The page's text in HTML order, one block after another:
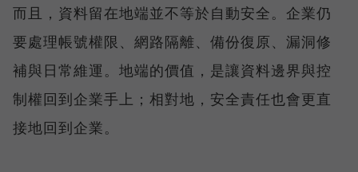
而且，資料留在地端並不等於自動安全。企業仍
要處理帳號權限、網路隔離、備份復原、漏洞修
補與日常維運。地端的價值，是讓資料邊界與控
制權回到企業手上；相對地，安全責任也會更直
接地回到企業。